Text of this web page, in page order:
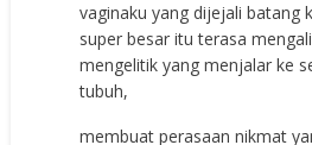
vaginaku yang dijejali batang
super besar itu terasa
mengelitik yang menjalar ke
tubuh,
membuat perasaan nikmat